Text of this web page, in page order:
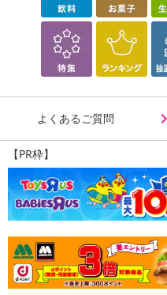
■布団やマットレスのジメジメ
気になる布団やマットレスの
ベルオアシス®はシリカゲルの
をもちます。
■除湿だけじゃない！消臭機能
ベルオアシス®はアンモニア、
小さなお子様や、介護等の必
におすすめです。
■繰り返し使えて経済的！！​
何度も使えるのでコスパに優
ントです。
よくあるご質問
【PR枠】